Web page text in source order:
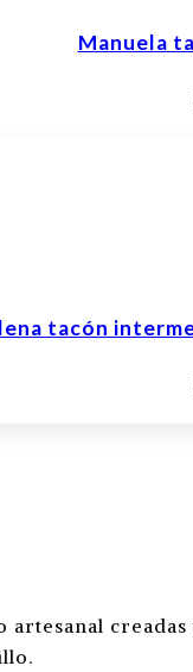
Manuela
tacón